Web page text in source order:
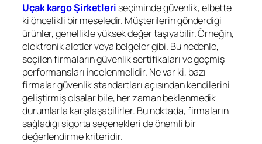
Uçak kargo Şirketleri seçiminde güvenlik, elbette
ki öncelikli bir meseledir. Müşterilerin gönderdiği
ürünler, genellikle yüksek değer taşıyabilir. Örneğin,
elektronik aletler veya belgeler gibi. Bu nedenle,
seçilen firmaların güvenlik sertifikaları ve geçmiş
performansları incelenmelidir. Ne var ki, bazı
firmalar güvenlik standartları açısından kendilerini
geliştirmiş olsalar bile, her zaman beklenmedik
durumlarla karşılaşabilirler. Bu noktada, firmaların
sağladığı sigorta seçenekleri de önemli bir
değerlendirme kriteridir.